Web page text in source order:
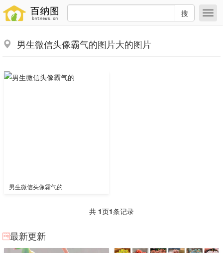
搜
男生微信头像霸气的图片大的图片
男生微信头像霸气的
共 1页1条记录
最新更新